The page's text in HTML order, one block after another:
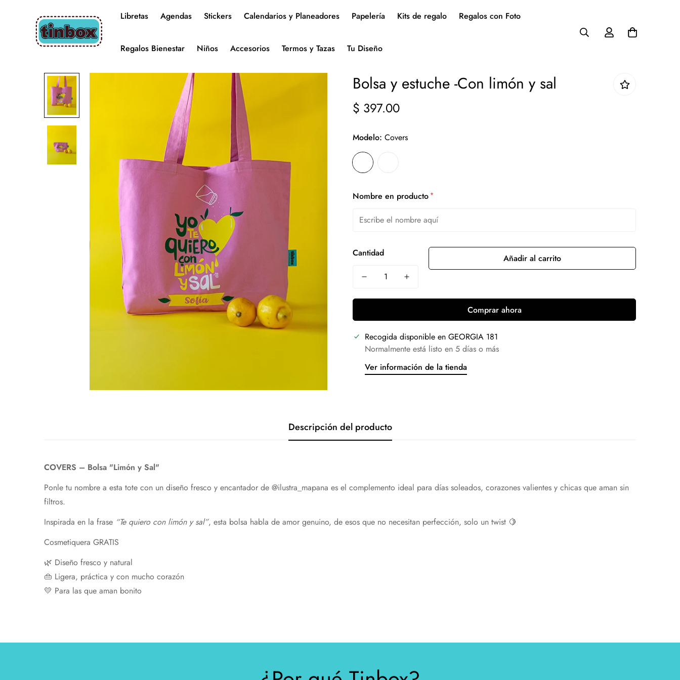
Libretas Agendas Stickers Calendarios y Planeadores Papelería Kits de regalo Regalos con Foto
Regalos Bienestar Niños Accesorios Termos y Tazas Tu Diseño
Bolsa y estuche -Con limón y sal
Precio
$ 397.00
Modelo: Covers
Nombre en producto *
Cantidad Añadir al carrito
Comprar ahora
Recogida disponible en GEORGIA 181
Normalmente está listo en 5 días o más
Ver información de la tienda
Descripción del producto
COVERS – Bolsa "Limón y Sal"
Ponle tu nombre a esta tote con un diseño fresco y encantador de @ilustra_mapana es el complemento ideal para días soleados, corazones valientes y chicas que aman sin
filtros.
Inspirada en la frase “Te quiero con limón ysal”, esta bolsa habla de amor genuino, de esos que no necesitan perfección, solo un twist 🍋
Cosmetiquera GRATIS
🌿 Diseño fresco y natural
👜 Ligera, práctica y con mucho corazón
💛 Para las que aman bonito